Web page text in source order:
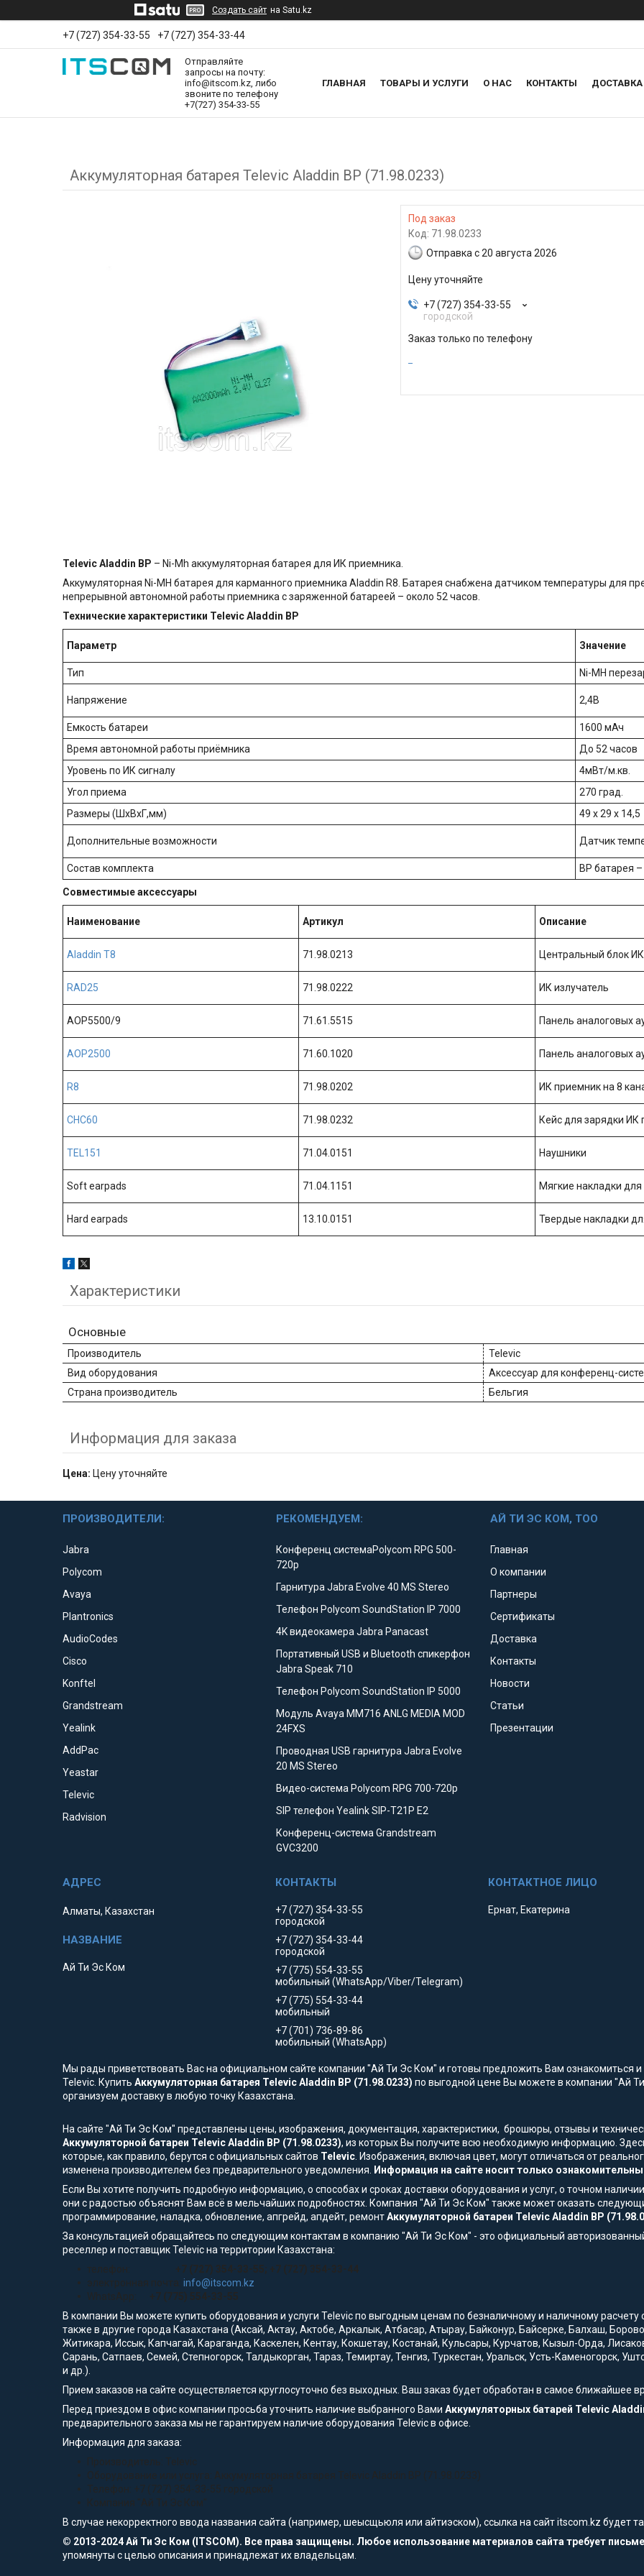
Создать сайт на Satu.kz
+7 (727) 354-33-55 +7 (727) 354-33-44
Отправляйте
запросы на почту:
info@itscom.kz, либо
звоните по телефону
+7(727) 354-33-55
ГЛАВНАЯ ТОВАРЫ И УСЛУГИ О НАС КОНТАКТЫ
Аккумуляторная батарея Televic Aladdin BP (71.98.0233)
Под заказ
Код: 71.98.0233
Отправка с 20 августа 2026
Цену уточняйте
+7 (727) 354-33-55
городской
Заказ только по телефону
Televic Aladdin BP – Ni-Mh аккумуляторная батарея для ИК приемника.
Аккумуляторная Ni-MH батарея для карманного приемника Aladdin R8. Батарея снабжена датчиком температуры для
непрерывной автономной работы приемника с заряженной батареей – около 52 часов.
Технические характеристики Televic Aladdin BP
Параметр Значение
Тип Ni-MH
Напряжение 2,4В
Емкость батареи
1600 мАч
Время автономной работы приёмника
До 52 часов
Уровень по ИК сигналу
4мВт/м.кв.
Угол приема
270 град.
Размеры (ШхВхГ,мм)
49 х 29 х 14,5
Дополнительные возможности Датчик
Состав комплекта BP батарея
Совместимые аксессуары
Наименование Артикул Описание
Aladdin T8 71.98.0213 Центральный блок
RAD25 71.98.0222 ИК излучатель
AOP5500/9 71.61.5515 Панель аналоговых
AOP2500 71.60.1020 Панель аналоговых
R8 71.98.0202 ИК приемник на 8
CHC60 71.98.0232 Кейс для зарядки ИК
TEL151 71.04.0151 Наушники
Soft earpads 71.04.1151 Мягкие накладки
Hard earpads 13.10.0151 Твердые накладки
Характеристики
Основные
Производитель
Televic
Вид оборудования
Аксессуар для конференц-
Страна производитель
Бельгия
Информация для заказа
Цена: Цену уточняйте
ПРОИЗВОДИТЕЛИ:
Jabra
Polycom
Avaya
Plantronics
AudioCodes
Cisco
Konftel
Grandstream
Yealink
AddPac
Yeastar
Televic
Radvision
РЕКОМЕНДУЕМ:
Конференц системаPolycom RPG 500-
720p
Гарнитура Jabra Evolve 40 MS Stereo
Телефон Polycom SoundStation IP 7000
4K видеокамера Jabra Panacast
Портативный USB и Bluetooth спикерфон
Jabra Speak 710
Телефон Polycom SoundStation IP 5000
Модуль Avaya MM716 ANLG MEDIA MOD
24FXS
Проводная USB гарнитура Jabra Evolve
20 MS Stereo
Видео-система Polycom RPG 700-720p
SIP телефон Yealink SIP-T21P E2
Конференц-система Grandstream
GVC3200
АЙ ТИ ЭС КОМ, ТОО
Главная
О компании
Партнеры
Сертификаты
Доставка
Контакты
Новости
Статьи
Презентации
Алматы, Казахстан
Ай Ти Эс Ком
+7 (727) 354-33-55
городской
+7 (727) 354-33-44
городской
+7 (775) 554-33-55
мобильный (WhatsApp/Viber/Telegram)
+7 (775) 554-33-44
мобильный
+7 (701) 736-89-86
мобильный (WhatsApp)
Ернат, Екатерина
Мы рады приветствовать Вас на официальном сайте компании "Ай Ти Эс Ком" и готовы предложить Вам ознакомиться и
Televic. Купить Аккумуляторная батарея Televic Aladdin BP (71.98.0233) по выгодной цене Вы можете в компании "Ай
организуем доставку в любую точку Казахстана.
На сайте "Ай Ти Эс Ком" представлены цены, изображения, документация, характеристики, брошюры, отзывы и
Аккумуляторной батареи Televic Aladdin BP (71.98.0233), из которых Вы получите всю необходимую информацию.
которые, как правило, берутся с официальных сайтов Televic. Изображения, включая цвет, могут отличаться от
изменена производителем без предварительного уведомления. Информация на сайте носит только
Если Вы хотите получить подробную информацию, о способах и сроках доставки оборудования и услуг, о точном
они с радостью объяснят Вам всё в мельчайших подробностях. Компания "Ай Ти Эс Ком" также может оказать
программирование, наладка, обновление, апгрейд, апдейт, ремонтАккумуляторной батареи Televic Aladdin BP
За консультацией обращайтесь по следующим контактам в компанию "Ай Ти Эс Ком" - это официальный
реселлер и поставщик Televic на территории Казахстана:
телефон:
+7 (727) 354-33-55; +7 (727) 354-33-44
электронная почта: info@itscom.kz
WhatsApp: +7 (775) 554-33-55
В компании Вы можете купить оборудования и услуги Televic по выгодным ценам по безналичному и наличному расчету
также в другие города Казахстана (Аксай, Актау, Актобе, Аркалык, Атбасар, Атырау, Байконур, Байсерке, Балхаш,
Житикара, Иссык, Капчагай, Караганда, Каскелен, Кентау, Кокшетау, Костанай, Кульсары, Курчатов, Кызыл-Орда,
Сарань, Сатпаев, Семей, Степногорск, Талдыкорган, Тараз, Темиртау, Тенгиз, Туркестан, Уральск, Усть-Каменогорск,
и др.).
Прием заказов на сайте осуществляется круглосуточно без выходных. Ваш заказ будет обработан в самое ближайшее
Перед приездом в офис компании просьба уточнить наличие выбранного Вами Аккумуляторных батарей Televic
предварительного заказа мы не гарантируем наличие оборудования Televic в офисе.
Информация для заказа:
Производитель: Televic
Оборудование или услуга: Аккумуляторная батарея Televic Aladdin BP (71.98.0233)
Телефон: +7 (727) 354-33-55 городской
Компания "Ай Ти Эс Ком"
В случае некорректного ввода названия сайта (например, шеысщьюля или айтиэском), ссылка на сайт itscom.kz будет
© 2013-2024 Ай Ти Эс Ком (ITSCOM). Все права защищены. Любое использование материалов сайта требует
упомянуты с целью описания и принадлежат их владельцам.